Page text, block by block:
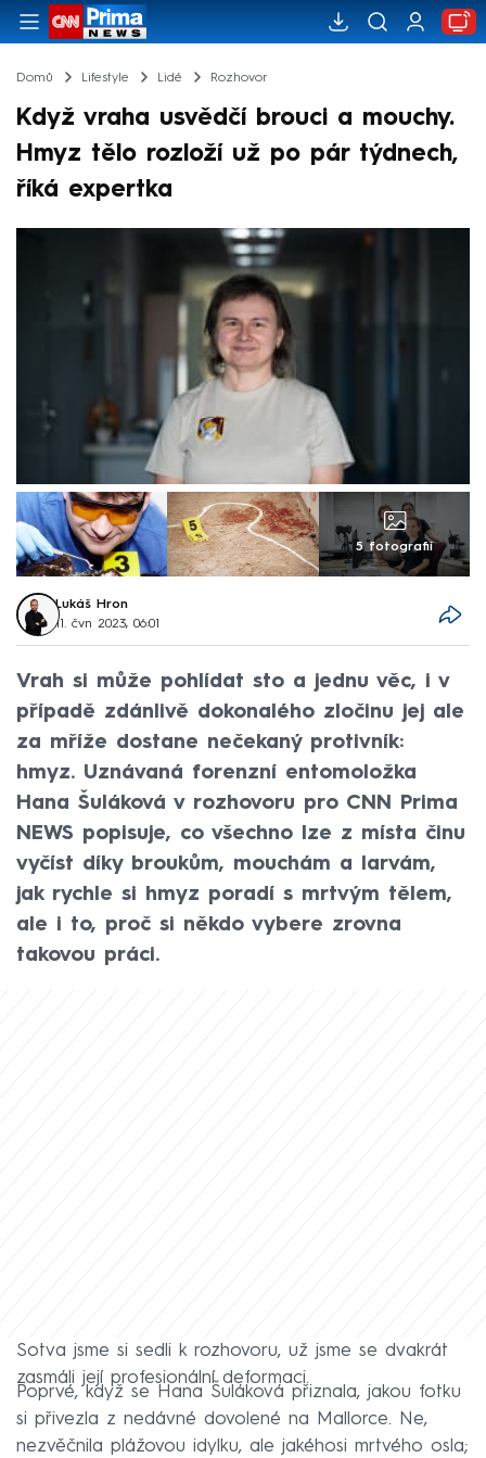
Domů Lifestyle Lidé Rozhovor
Když vraha usvědčí brouci a mouchy.
Hmyz tělo rozloží už po pár týdnech,
říká expertka
5 fotografií
Lukáš Hron
11. čvn 2023, 06:01
Vrah si může pohlídat sto a jednu věc, i v
případě zdánlivě dokonalého zločinu jej ale
za mříže dostane nečekaný protivník:
hmyz. Uznávaná forenzní entomoložka
Hana Šuláková v rozhovoru pro CNN Prima
NEWS popisuje, co všechno lze z místa činu
vyčíst díky broukům, mouchám a larvám,
jak rychle si hmyz poradí s mrtvým tělem,
ale i to, proč si někdo vybere zrovna
takovou práci.
Sotva jsme si sedli k rozhovoru, už jsme se dvakrát
zasmáli její profesionální deformaci.
Poprvé, když se Hana Šuláková přiznala, jakou fotku
si přivezla z nedávné dovolené na Mallorce. Ne,
nezvěčnila plážovou idylku, ale jakéhosi mrtvého osla;